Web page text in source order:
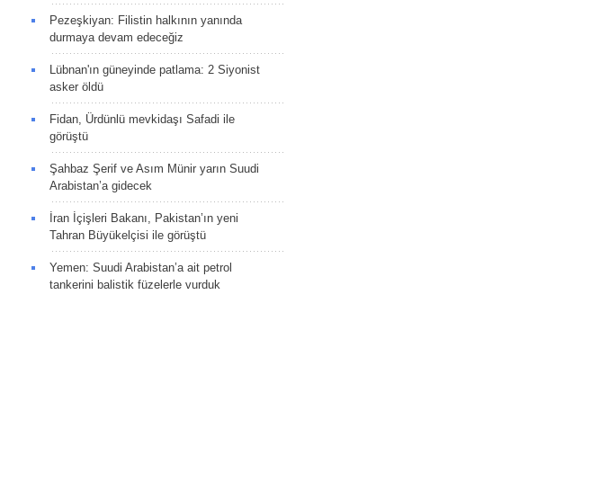
Pezeşkiyan: Filistin halkının yanında
durmaya devam edeceğiz
Lübnan'ın güneyinde patlama: 2 Siyonist
asker öldü
Fidan, Ürdünlü mevkidaşı Safadi ile
görüştü
Şahbaz Şerif ve Asım Münir yarın Suudi
Arabistan’a gidecek
İran İçişleri Bakanı, Pakistan’ın yeni
Tahran Büyükelçisi ile görüştü
Yemen: Suudi Arabistan’a ait petrol
tankerini balistik füzelerle vurduk